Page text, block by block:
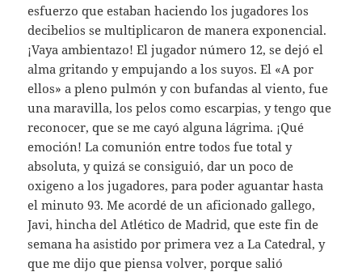
esfuerzo que estaban haciendo los jugadores los
decibelios se multiplicaron de manera exponencial.
¡Vaya ambientazo! El jugador número 12, se dejó el
alma gritando y empujando a los suyos. El «A por
ellos» a pleno pulmón y con bufandas al viento, fue
una maravilla, los pelos como escarpias, y tengo que
reconocer, que se me cayó alguna lágrima. ¡Qué
emoción! La comunión entre todos fue total y
absoluta, y quizá se consiguió, dar un poco de
oxigeno a los jugadores, para poder aguantar hasta
el minuto 93. Me acordé de un aficionado gallego,
Javi, hincha del Atlético de Madrid, que este fin de
semana ha asistido por primera vez a La Catedral, y
que me dijo que piensa volver, porque salió